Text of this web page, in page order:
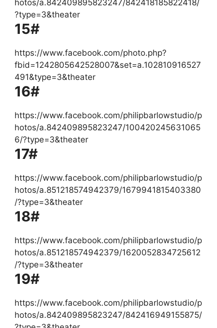
hotos/a.842409895823247/842418185822418/
?type=3&theater
15#
https://www.facebook.com/photo.php?
fbid=1242805642528007&set=a.102810916527
491&type=3&theater
16#
https://www.facebook.com/philipbarlowstudio/p
hotos/a.842409895823247/100420245631065
6/?type=3&theater
17#
https://www.facebook.com/philipbarlowstudio/p
hotos/a.851218574942379/1679941815403380
/?type=3&theater
18#
https://www.facebook.com/philipbarlowstudio/p
hotos/a.851218574942379/1620052834725612
/?type=3&theater
19#
https://www.facebook.com/philipbarlowstudio/p
hotos/a.842409895823247/842416949155875/